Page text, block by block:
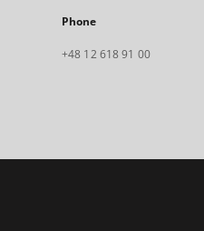
Phone
+48 12 618 91 00